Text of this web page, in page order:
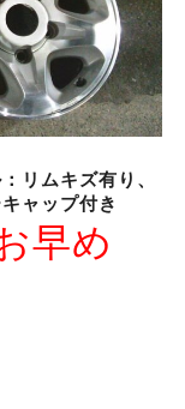
リムキズ有り、
ャップ付き
早め